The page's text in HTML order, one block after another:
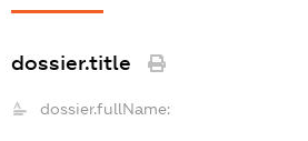
dossier.title
dossier.fullName: